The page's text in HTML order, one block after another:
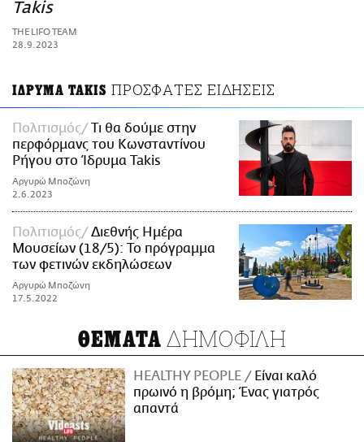
PRINT
Takis
THE LIFO TEAM
28.9.2023
ΙΔΡΥΜΑ TAKIS ΠΡΟΣΦΑΤΕΣ ΕΙΔΗΣΕΙΣ
Πολιτισμός
Τι θα δούμε στην
περφόρμανς του Κωνσταντίνου
Ρήγου στο Ίδρυμα Takis
Αργυρώ Μποζώνη
2.6.2023
Πολιτισμός
Διεθνής Ημέρα
Μουσείων (18/5): Το πρόγραμμα
των φετινών εκδηλώσεων
Αργυρώ Μποζώνη
17.5.2022
ΘΕΜΑΤΑ ΔΗΜΟΦΙΛΗ
HEALTHY PEOPLE
Είναι καλό
πρωινό η βρόμη; Ένας γιατρός
απαντά